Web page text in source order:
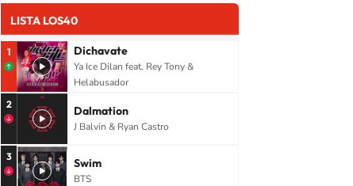
LISTA LOS40
1 Dichavate
Ya Ice Dilan feat. Rey Tony &
Helabusador
2 Dalmation
J Balvin & Ryan Castro
3 Swim
BTS